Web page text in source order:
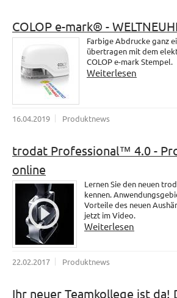
COLOP e-mark® -
Farbige Abdrucke ganz
übertragen mit dem
COLOP e-mark Stempel.
Weiterlesen
16.04.2019 Produktnews
trodat Professional™ 4.0 -
online
Lernen Sie den neuen
kennen.
Vorteile des neuen
jetzt im Video.
Weiterlesen
22.02.2017 Produktnews
Ihr neuer Teamkollege ist